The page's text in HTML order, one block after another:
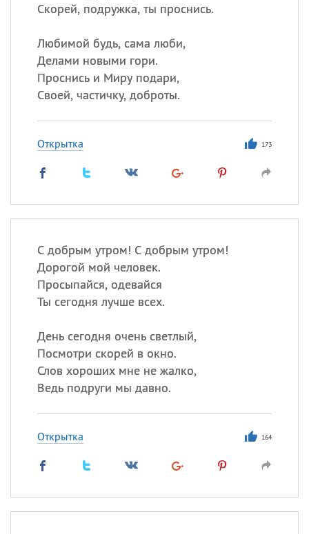
Скорей, подружка, ты проснись.
Любимой будь, сама люби,
Делами новыми гори.
Проснись и Миру подари,
Своей, частичку, доброты.
Открытка 173
С добрым утром! С добрым утром!
Дорогой мой человек.
Просыпайся, одевайся
Ты сегодня лучше всех.
День сегодня очень светлый,
Посмотри скорей в окно.
Слов хороших мне не жалко,
Ведь подруги мы давно.
Открытка 164